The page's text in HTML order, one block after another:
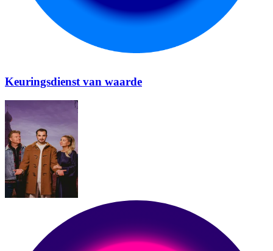
Keuringsdienst van waarde